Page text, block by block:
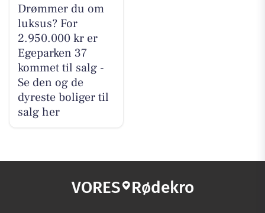
Drømmer du om
luksus? For
2.950.000 kr er
Egeparken 37
kommet til salg -
Se den og de
dyreste boliger til
salg her
VORES Rødekro